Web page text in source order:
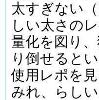
太すぎない
しい太さの
量化を図り
り倒せると
使用レポを
みれ、らし